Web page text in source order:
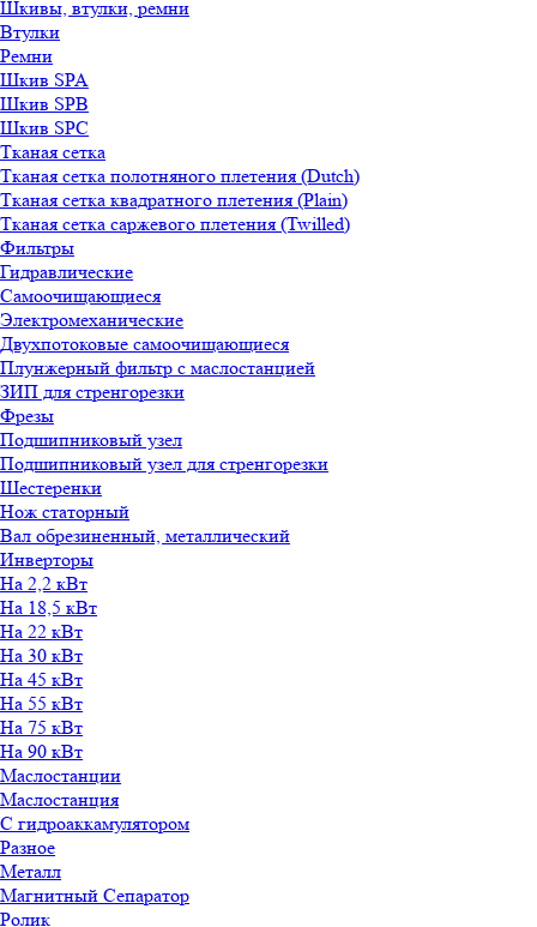
Шкивы, втулки, ремни
Втулки
Ремни
Шкив SPA
Шкив SPB
Шкив SPC
Тканая сетка
Тканая сетка полотняного плетения (Dutch)
Тканая сетка квадратного плетения (Plain)
Тканая сетка саржевого плетения (Twilled)
Фильтры
Гидравлические
Самоочищающиеся
Электромеханические
Двухпотоковые самоочищающиеся
Плунжерный фильтр с маслостанцией
ЗИП для стренгорезки
Фрезы
Подшипниковый узел
Подшипниковый узел для стренгорезки
Шестеренки
Нож статорный
Вал обрезиненный, металлический
Инверторы
На 2,2 кВт
На 18,5 кВт
На 22 кВт
На 30 кВт
На 45 кВт
На 55 кВт
На 75 кВт
На 90 кВт
Маслостанции
Маслостанция
С гидроаккамулятором
Разное
Металл
Магнитный Сепаратор
Ролик